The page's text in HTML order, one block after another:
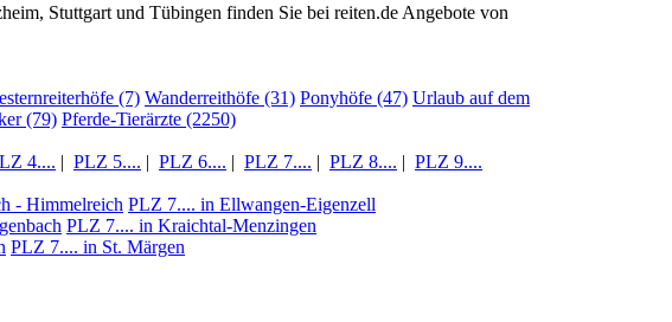
Stuttgart und Tübingen finden Sie bei reiten.de Angebote von
(7) Wanderreithöfe (31) Ponyhöfe (47) Urlaub auf dem
(79) Pferde-Tierärzte (2250)
4.... | PLZ 5.... | PLZ 6.... | PLZ 7.... | PLZ 8.... | PLZ 9....
- Himmelreich PLZ 7.... in Ellwangen-Eigenzell
PLZ 7.... in Kraichtal-Menzingen
PLZ 7.... in St. Märgen